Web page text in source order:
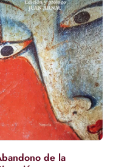
de la